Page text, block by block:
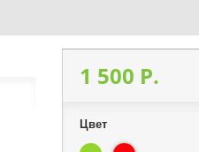
1 500 P.
Цвет